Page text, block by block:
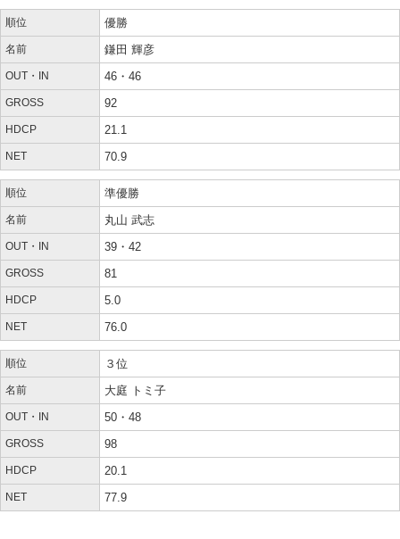
順位 優勝
名前 鎌田 輝彦
OUT・IN 46・46
GROSS 92
HDCP 21.1
NET 70.9
順位 準優勝
名前 丸山 武志
OUT・IN 39・42
GROSS 81
HDCP 5.0
NET 76.0
順位 ３位
名前 大庭 トミ子
OUT・IN 50・48
GROSS 98
HDCP 20.1
NET 77.9